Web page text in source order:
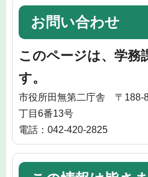
お問い合わせ
このページは、学務
す。
市役所田無第二庁舎 〒
丁目6番13号
電話：042-420-2825